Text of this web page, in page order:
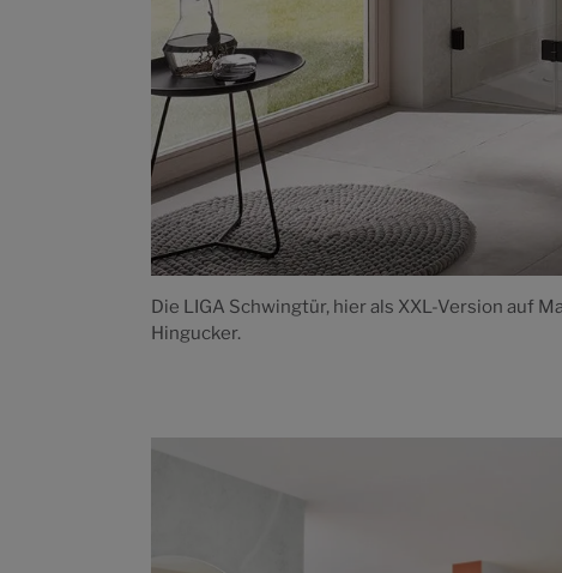
Die LIGA Schwingtür, hier als XXL-Version auf
Hingucker.